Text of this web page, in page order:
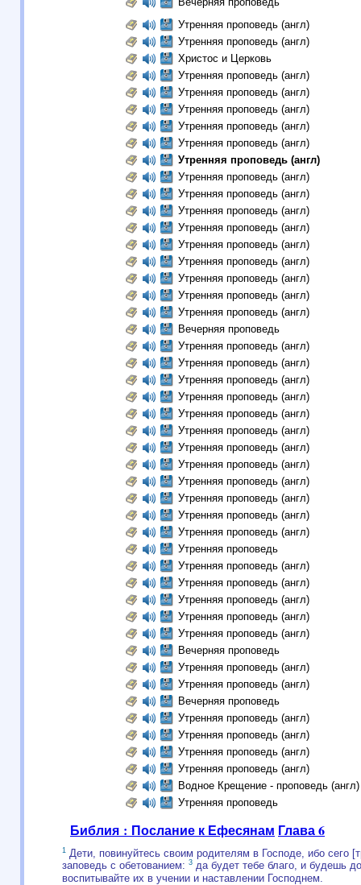
Утренняя проповедь (англ)
Утренняя проповедь (англ)
Христос и Церковь
Утренняя проповедь (англ)
Утренняя проповедь (англ)
Утренняя проповедь (англ)
Утренняя проповедь (англ)
Утренняя проповедь (англ)
Утренняя проповедь (англ)
Утренняя проповедь (англ)
Утренняя проповедь (англ)
Утренняя проповедь (англ)
Утренняя проповедь (англ)
Утренняя проповедь (англ)
Утренняя проповедь (англ)
Утренняя проповедь (англ)
Утренняя проповедь (англ)
Утренняя проповедь (англ)
Вечерняя проповедь
Утренняя проповедь (англ)
Утренняя проповедь (англ)
Утренняя проповедь (англ)
Утренняя проповедь (англ)
Утренняя проповедь (англ)
Утренняя проповедь (англ)
Утренняя проповедь (англ)
Утренняя проповедь (англ)
Утренняя проповедь (англ)
Утренняя проповедь (англ)
Утренняя проповедь (англ)
Утренняя проповедь (англ)
Утренняя проповедь
Утренняя проповедь (англ)
Утренняя проповедь (англ)
Утренняя проповедь (англ)
Утренняя проповедь (англ)
Утренняя проповедь (англ)
Вечерняя проповедь
Утренняя проповедь (англ)
Утренняя проповедь (англ)
Вечерняя проповедь
Утренняя проповедь (англ)
Утренняя проповедь (англ)
Утренняя проповедь (англ)
Утренняя проповедь (англ)
Водное Крещение - проповедь (англ)
Утренняя проповедь
Библия : Послание к Ефесянам Глава 6
1 Дети, повинуйтесь своим родителям в Господе, ибо сего
заповедь с обетованием: 3 да будет тебе благо, и будешь
воспитывайте их в учении и наставлении Господнем.